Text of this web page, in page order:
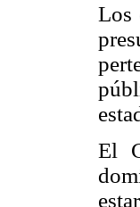
Los
El